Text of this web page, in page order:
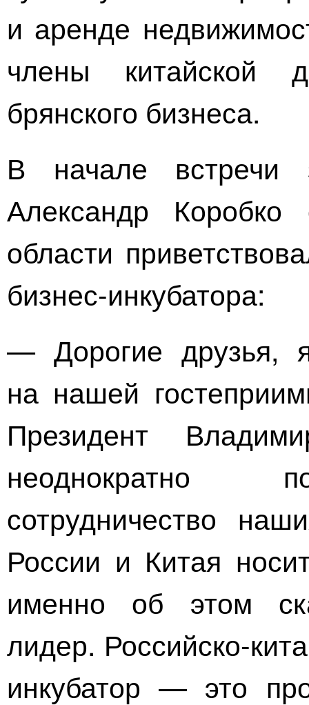
и аренде
члены китайской
брянского бизнеса.
В начале встречи
Александр
области
бизнес-инкубатора:
— Дорогие друзья,
на нашей
Президент
неоднократно
сотрудничество
России и Китая
именно об этом
лидер. Российско-
инкубатор — это